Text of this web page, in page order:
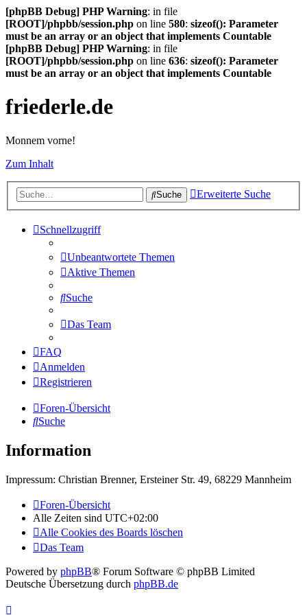
[phpBB Debug] PHP Warning: in file
[ROOT]/phpbb/session.php on line 580: sizeof(): Parameter
must be an array or an object that implements Countable
[phpBB Debug] PHP Warning: in file
[ROOT]/phpbb/session.php on line 636: sizeof(): Parameter
must be an array or an object that implements Countable
friederle.de
Monnem vorne!
Zum Inhalt
Suche Erweiterte Suche
Schnellzugriff
Unbeantwortete Themen
Aktive Themen
Suche
Das Team
FAQ
Anmelden
Registrieren
Foren-Übersicht
Suche
Information
Impressum: Christian Brenner, Ersteiner Str. 49, 68229 Mannheim
Foren-Übersicht
Alle Zeiten sind UTC+02:00
Alle Cookies des Boards löschen
Das Team
Powered by phpBB® Forum Software © phpBB Limited
Deutsche Übersetzung durch phpBB.de